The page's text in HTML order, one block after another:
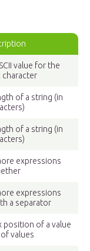
value for the
character
of a string (in
of a string (in
expressions
expressions
a separator
position of a value
values